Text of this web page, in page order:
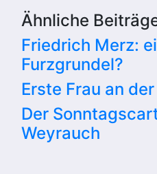
Ähnliche
Friedrich Merz:
Furzgrundel?
Erste Frau an
Der
Weyrauch